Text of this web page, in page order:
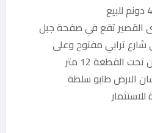
القصير تقع في صفحة جبل
شارع ترابي مفتوح وعلى